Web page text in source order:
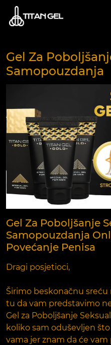
Gel Za
Samopouzdanja
Gel Za Poboljšanje
Samopouzdanja
Povećanje Penisa
Dragi posjetioci,
Širimo beskonačnu
tu da vam predstavimo
Gel za Poboljšanje
koliko sam oduševljen
vama jer znam da će